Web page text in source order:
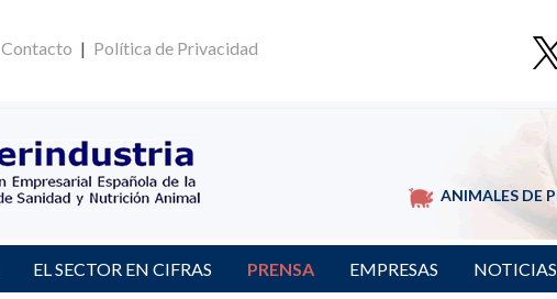
Contacto | Política de Privacidad
ANIMALES DE
EL SECTOR EN CIFRAS PRENSA EMPRESAS NOTICIAS